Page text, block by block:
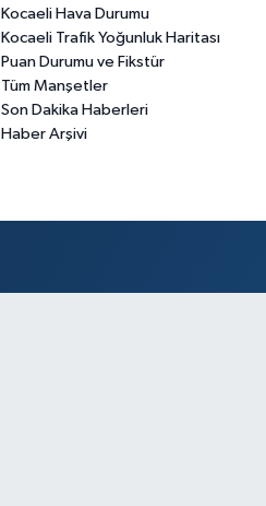
Kocaeli Hava Durumu
Kocaeli Trafik Yoğunluk Haritası
Puan Durumu ve Fikstür
Tüm Manşetler
Son Dakika Haberleri
Haber Arşivi